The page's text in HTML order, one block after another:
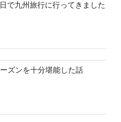
で九州旅行に行ってきました
ズンを十分堪能した話